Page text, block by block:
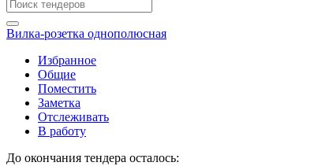
Вилка-розетка однополюсная
Избранное
Общие
Поместить
Заметка
Отслеживать
В работу
До окончания тендера осталось: